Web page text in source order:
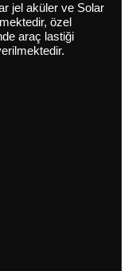
jel aküler ve Solar
özel
araç lastiği